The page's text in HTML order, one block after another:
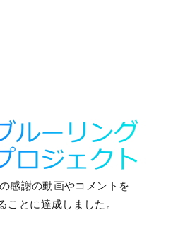
感謝の動画やコメントを
ことに達成しました。